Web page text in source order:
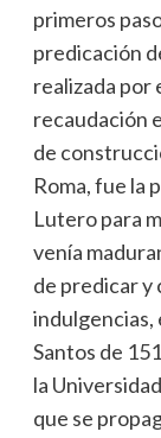
primeros
predicación
realizada por
recaudación
de
Roma, fue la
Lutero para
venía
de predicar y
indulgencias,
Santos de
la
que se